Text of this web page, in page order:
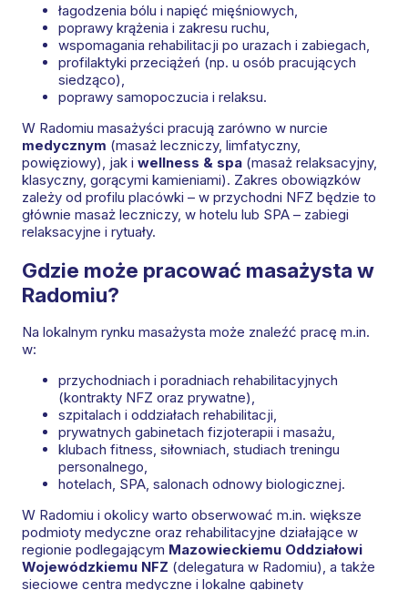
łagodzenia bólu i napięć mięśniowych,
poprawy krążenia i zakresu ruchu,
wspomagania rehabilitacji po urazach i zabiegach,
profilaktyki przeciążeń (np. u osób pracujących
siedząco),
poprawy samopoczucia i relaksu.
W Radomiu masażyści pracują zarówno w nurcie
medycznym (masaż leczniczy, limfatyczny,
powięziowy), jak i wellness & spa (masaż relaksacyjny,
klasyczny, gorącymi kamieniami). Zakres obowiązków
zależy od profilu placówki – w przychodni NFZ będzie to
głównie masaż leczniczy, w hotelu lub SPA – zabiegi
relaksacyjne i rytuały.
Gdzie może pracować masażysta w
Radomiu?
Na lokalnym rynku masażysta może znaleźć pracę m.in.
w:
przychodniach i poradniach rehabilitacyjnych
(kontrakty NFZ oraz prywatne),
szpitalach i oddziałach rehabilitacji,
prywatnych gabinetach fizjoterapii i masażu,
klubach fitness, siłowniach, studiach treningu
personalnego,
hotelach, SPA, salonach odnowy biologicznej.
W Radomiu i okolicy warto obserwować m.in. większe
podmioty medyczne oraz rehabilitacyjne działające w
regionie podlegającym Mazowieckiemu Oddziałowi
Wojewódzkiemu NFZ (delegatura w Radomiu), a także
sieciowe centra medyczne i lokalne gabinety